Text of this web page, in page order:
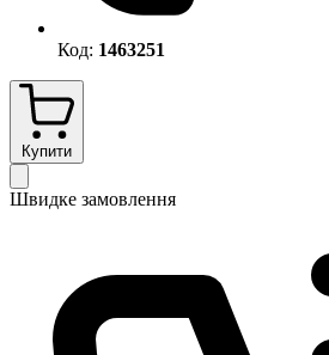
Код: 1463251
Купити
Швидке замовлення